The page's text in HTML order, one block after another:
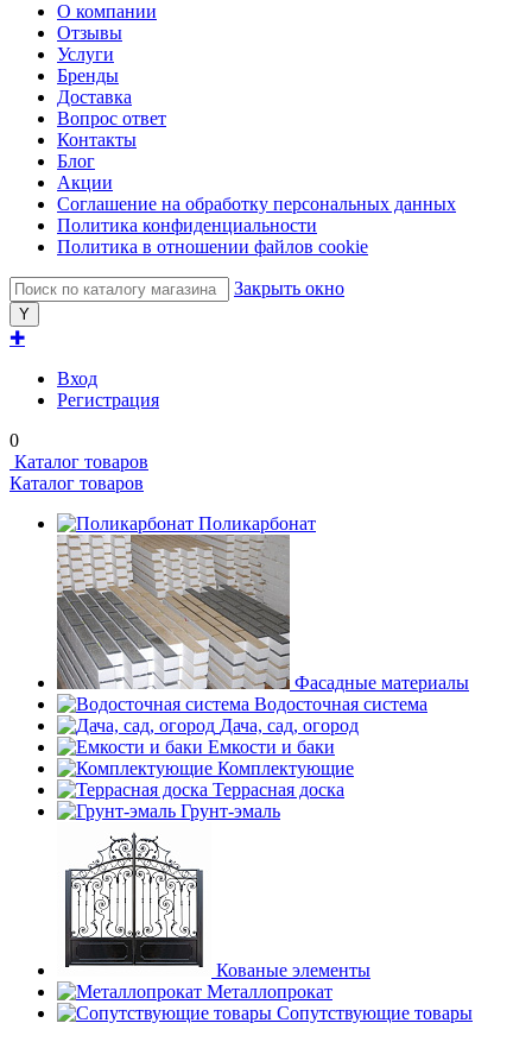
О компании
Отзывы
Услуги
Бренды
Доставка
Вопрос ответ
Контакты
Блог
Акции
Соглашение на обработку персональных данных
Политика конфиденциальности
Политика в отношении файлов cookie
Закрыть окно
✚
Вход
Регистрация
0
Каталог товаров
Каталог товаров
Поликарбонат
Фасадные материалы
Водосточная система
Дача, сад, огород
Емкости и баки
Комплектующие
Террасная доска
Грунт-эмаль
Кованые элементы
Металлопрокат
Сопутствующие товары